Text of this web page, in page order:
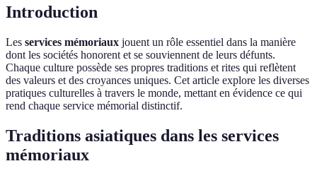
Introduction
Les services mémoriaux jouent un rôle essentiel dans la manière
dont les sociétés honorent et se souviennent de leurs défunts.
Chaque culture possède ses propres traditions et rites qui reflètent
des valeurs et des croyances uniques. Cet article explore les diverses
pratiques culturelles à travers le monde, mettant en évidence ce qui
rend chaque service mémorial distinctif.
Traditions asiatiques dans les services
mémoriaux